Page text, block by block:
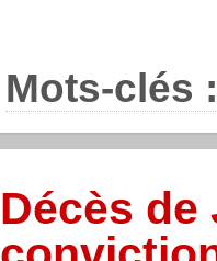
Mots-clés :
Décès de